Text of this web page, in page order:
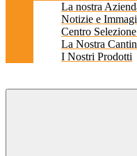
La nostra
Notizie e
Centro
La Nostra
I Nostri Prodotti